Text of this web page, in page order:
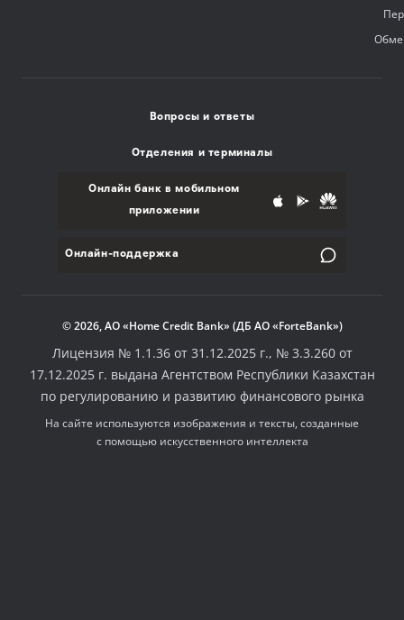
Вопросы и ответы
Отделения и терминалы
Онлайн банк в мобильном
приложении
Онлайн-поддержка
© 2026, АО «Home Credit Bank» (ДБ АО «ForteBank»)
Лицензия № 1.1.36 от 31.12.2025 г., № 3.3.260 от
17.12.2025 г. выдана Агентством Республики Казахстан
по регулированию и развитию финансового рынка
На сайте используются изображения и тексты, созданные
с помощью искусственного интеллекта